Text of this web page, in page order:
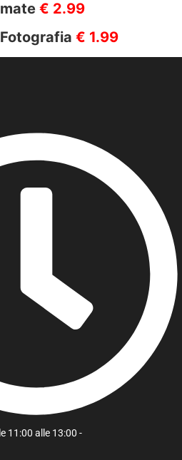
€ 2.99
€ 1.99
11:00 alle 13:00 -